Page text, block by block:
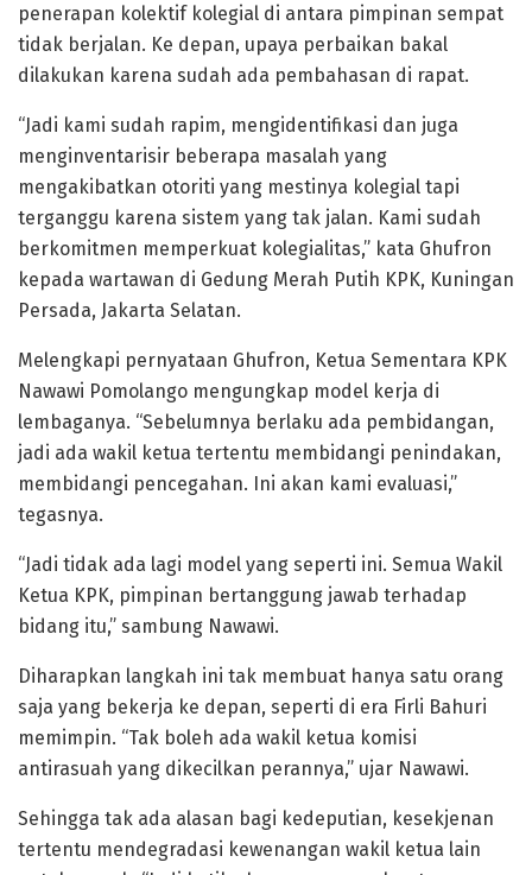
penerapan kolektif kolegial di antara pimpinan sempat
tidak berjalan. Ke depan, upaya perbaikan bakal
dilakukan karena sudah ada pembahasan di rapat.
“Jadi kami sudah rapim, mengidentifikasi dan juga
menginventarisir beberapa masalah yang
mengakibatkan otoriti yang mestinya kolegial tapi
terganggu karena sistem yang tak jalan. Kami sudah
berkomitmen memperkuat kolegialitas,” kata Ghufron
kepada wartawan di Gedung Merah Putih KPK, Kuningan
Persada, Jakarta Selatan.
Melengkapi pernyataan Ghufron, Ketua Sementara KPK
Nawawi Pomolango mengungkap model kerja di
lembaganya. “Sebelumnya berlaku ada pembidangan,
jadi ada wakil ketua tertentu membidangi penindakan,
membidangi pencegahan. Ini akan kami evaluasi,”
tegasnya.
“Jadi tidak ada lagi model yang seperti ini. Semua Wakil
Ketua KPK, pimpinan bertanggung jawab terhadap
bidang itu,” sambung Nawawi.
Diharapkan langkah ini tak membuat hanya satu orang
saja yang bekerja ke depan, seperti di era Firli Bahuri
memimpin. “Tak boleh ada wakil ketua komisi
antirasuah yang dikecilkan perannya,” ujar Nawawi.
Sehingga tak ada alasan bagi kedeputian, kesekjenan
tertentu mendegradasi kewenangan wakil ketua lain